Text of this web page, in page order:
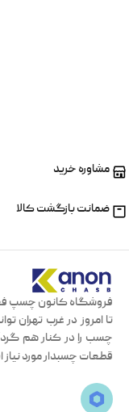
مشاوره خرید
ضمانت بازگشت کالا
تا امروز در غرب تهران
چسب را در کنار هم
قطعات چسبدار مورد